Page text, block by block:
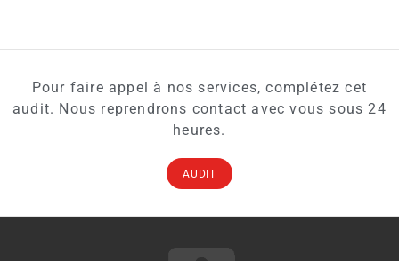
Pour faire appel à nos services, complétez cet
audit. Nous reprendrons contact avec vous sous 24
heures.
AUDIT